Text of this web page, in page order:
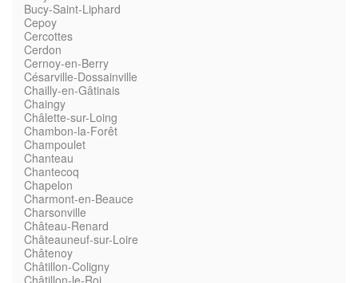
Bucy-Saint-Liphard
Cepoy
Cercottes
Cerdon
Cernoy-en-Berry
Césarville-Dossainville
Chailly-en-Gâtinais
Chaingy
Châlette-sur-Loing
Chambon-la-Forêt
Champoulet
Chanteau
Chantecoq
Chapelon
Charmont-en-Beauce
Charsonville
Château-Renard
Châteauneuf-sur-Loire
Châtenoy
Châtillon-Coligny